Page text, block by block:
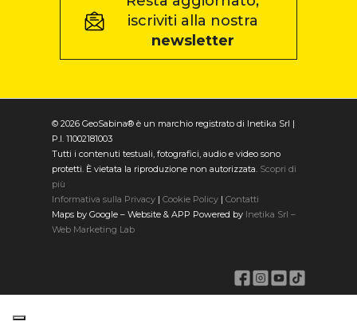
iscriviti alla nostra
newsletter
© 2026 GeoSabina® è un marchio registrato di Inetika Srl |
P.I. 11002181003
Tutti i contenuti testuali, fotografici, audio e video sono
protetti. È vietata la riproduzione non autorizzata. Scopri di
più
Informativa sulla Privacy | Cookie Policy | Contatti
Maps by Google – Website & APP Powered by Inetika Srl –
Web Marketing Lab